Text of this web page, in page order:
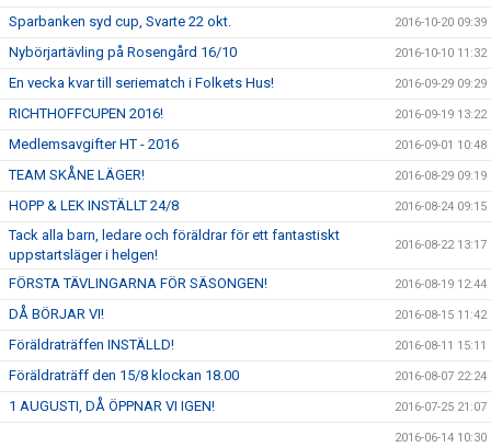
Sparbanken syd cup, Svarte 22 okt. 2016-10-20 09:39
Nybörjartävling på Rosengård 16/10 2016-10-10 11:32
En vecka kvar till seriematch i Folkets Hus! 2016-09-29 09:29
RICHTHOFFCUPEN 2016! 2016-09-19 13:22
Medlemsavgifter HT - 2016 2016-09-01 10:48
TEAM SKÅNE LÄGER! 2016-08-29 09:19
HOPP & LEK INSTÄLLT 24/8 2016-08-24 09:15
Tack alla barn, ledare och föräldrar för ett fantastiskt
uppstartsläger i helgen!
2016-08-22 13:17
FÖRSTA TÄVLINGARNA FÖR SÄSONGEN! 2016-08-19 12:44
DÅ BÖRJAR VI! 2016-08-15 11:42
Föräldraträffen INSTÄLLD! 2016-08-11 15:11
Föräldraträff den 15/8 klockan 18.00 2016-08-07 22:24
1 AUGUSTI, DÅ ÖPPNAR VI IGEN! 2016-07-25 21:07
2016-06-14 10:30